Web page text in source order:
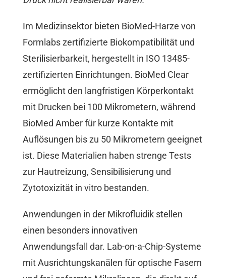
Im Medizinsektor bieten BioMed-Harze von
Formlabs zertifizierte Biokompatibilität und
Sterilisierbarkeit, hergestellt in ISO 13485-
zertifizierten Einrichtungen. BioMed Clear
ermöglicht den langfristigen Körperkontakt
mit Drucken bei 100 Mikrometern, während
BioMed Amber für kurze Kontakte mit
Auflösungen bis zu 50 Mikrometern geeignet
ist. Diese Materialien haben strenge Tests
zur Hautreizung, Sensibilisierung und
Zytotoxizität in vitro bestanden.
Anwendungen in der Mikrofluidik stellen
einen besonders innovativen
Anwendungsfall dar. Lab-on-a-Chip-Systeme
mit Ausrichtungskanälen für optische Fasern